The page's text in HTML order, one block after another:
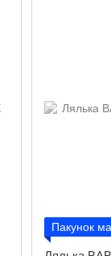
Пакунок